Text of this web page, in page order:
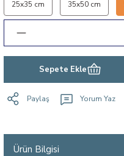
25x35 cm 35x50 cm
Sepete Ekle
Paylaş Yorum Yaz
Ürün Bilgisi